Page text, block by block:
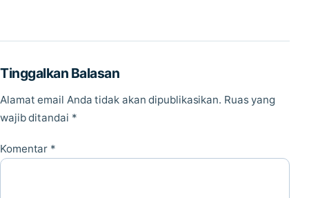
Tinggalkan Balasan
Alamat email Anda tidak akan dipublikasikan. Ruas yang
wajib ditandai *
Komentar *